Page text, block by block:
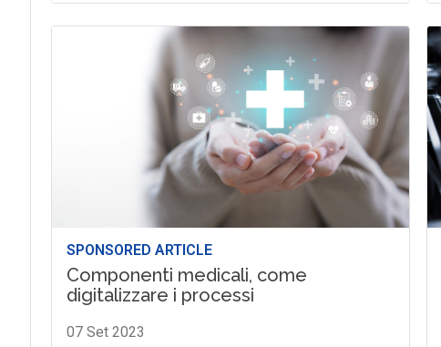
SPONSORED ARTICLE
Componenti medicali, come
digitalizzare i processi
07 Set 2023